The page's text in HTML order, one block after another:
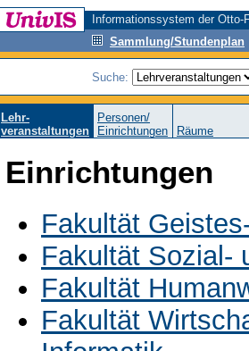
Informationssystem der
Sammlung/Stundenplan
Suche:
Lehr-
veranstaltungen
Personen/
Einrichtungen
Räume
Einrichtungen
Fakultät
Fakultät Sozial-
Fakultät
Fakultät